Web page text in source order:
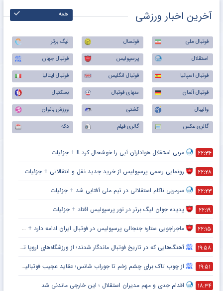
آخرین اخبار ورزشی همه
فوتبال ملی فوتسال
لیگ برتر
استقلال
پرسپولیس
فوتبال جهان
فوتبال اسپانیا
فوتبال انگلیس
فوتبال ایتالیا
فوتبال آلمان
منهای فوتبال
بسکتبال
والیبال
کشتی
ورزش بانوان
گالری عکس
گالری فیلم دکه
۲۲:۳۶ مربی استقلال هواداران آبی را خوشحال کرد !! + جزئیات
۲۲:۲۸ رونمایی رسمی پرسپولیس از خرید جدید نقل و انتقالاتی + جزئیات
۲۲:۲۳ سرمربی ناکام استقلالی در تیم ملی آفتابی شد + جزئیات
۲۲:۱۹ پدیده جوان لیگ برتر در تور پرسپولیس افتاد + جزئیات
۲۲:۱۵ ماجراجویی ستاره جنجالی پرسپولیس در فوتبال ایران ادامه دارد + جزئیات
۱۹:۵۸ آهنگ‌هایی که در تاریخ فوتبال ماندگار شدند؛ از ورزشگاه‌های اروپا تا جام جهانی
۱۹:۵۱ از چوب تاک برای چشم زخم تا جوراب شانس؛ عقاید عجیب فوتبالیست‌ها!
۱۸:۳۴ اقدام جدی و مهم مدیران استقلال ؛ این خارجی ماندنی شد